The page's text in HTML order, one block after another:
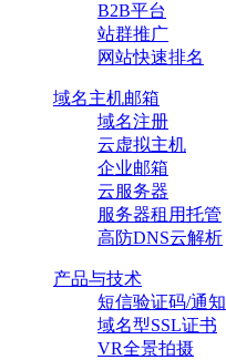
B2B平台
站群推广
网站快速排名
域名主机邮箱
域名注册
云虚拟主机
企业邮箱
云服务器
服务器租用托管
高防DNS云解析
产品与技术
短信验证码/通知
域名型SSL证书
VR全景拍摄